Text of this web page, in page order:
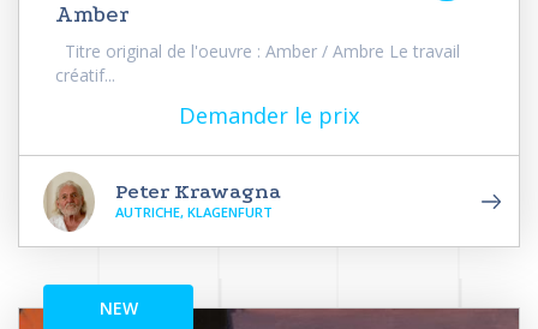
Amber
Titre original de l'oeuvre : Amber / Ambre Le travail
créatif...
Demander le prix
Peter Krawagna
AUTRICHE, KLAGENFURT
NEW